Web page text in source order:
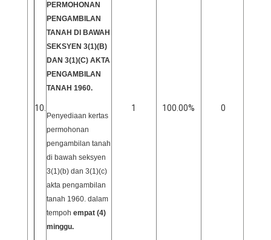
10.
PERMOHONAN
PENGAMBILAN
TANAH DI BAWAH
SEKSYEN 3(1)(B)
DAN 3(1)(C) AKTA
PENGAMBILAN
TANAH 1960.
Penyediaan kertas
permohonan
pengambilan tanah
di bawah seksyen
3(1)(b) dan 3(1)(c)
akta pengambilan
tanah 1960. dalam
tempoh empat (4)
minggu.
1 100.00% 0